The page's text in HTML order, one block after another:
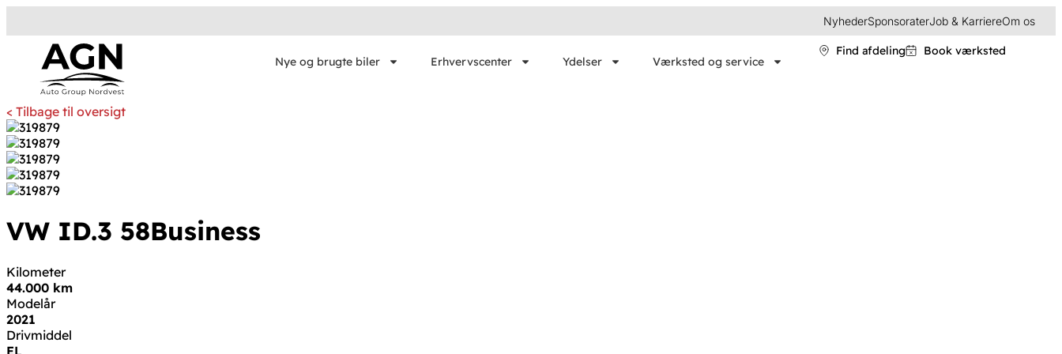
NyhederSponsoraterJob & KarriereOm os
Nye og brugte biler Erhvervscenter Ydelser Værksted og service
Find afdeling Book værksted
< Tilbage til oversigt
VW ID.3 58Business
Kilometer
44.000 km
Modelår
2021
Drivmiddel
EL